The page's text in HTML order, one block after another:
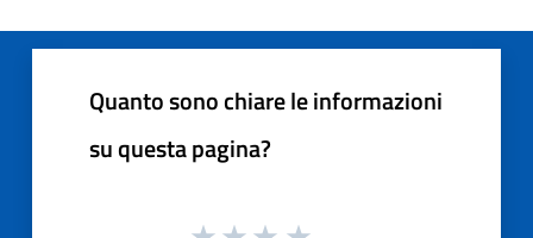
Quanto sono chiare le informazioni
su questa pagina?